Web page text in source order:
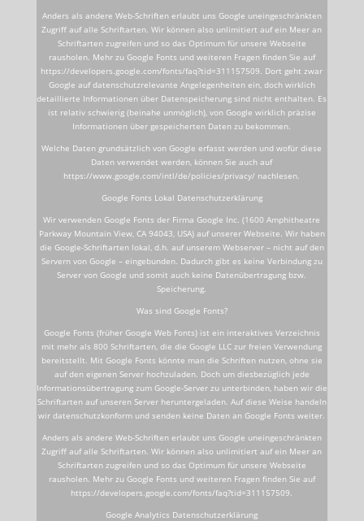
Anders als andere Web-Schriften erlaubt uns Google uneingeschränkten
Zugriff auf alle Schriftarten. Wir können also unlimitiert auf ein Meer an
Schriftarten zugreifen und so das Optimum für unsere Webseite
rausholen. Mehr zu Google Fonts und weiteren Fragen finden Sie auf
https://developers.google.com/fonts/faq?tid=311157509. Dort geht zwar
Google auf datenschutzrelevante Angelegenheiten ein, doch wirklich
detaillierte Informationen über Datenspeicherung sind nicht enthalten. Es
ist relativ schwierig (beinahe unmöglich), von Google wirklich präzise
Informationen über gespeicherten Daten zu bekommen.
Welche Daten grundsätzlich von Google erfasst werden und wofür diese
Daten verwendet werden, können Sie auch auf
https://www.google.com/intl/de/policies/privacy/ nachlesen.
Google Fonts Lokal Datenschutzerklärung
Wir verwenden Google Fonts der Firma Google Inc. (1600 Amphitheatre
Parkway Mountain View, CA 94043, USA) auf unserer Webseite. Wir haben
die Google-Schriftarten lokal, d.h. auf unserem Webserver – nicht auf den
Servern von Google – eingebunden. Dadurch gibt es keine Verbindung zu
Server von Google und somit auch keine Datenübertragung bzw.
Speicherung.
Was sind Google Fonts?
Google Fonts (früher Google Web Fonts) ist ein interaktives Verzeichnis
mit mehr als 800 Schriftarten, die die Google LLC zur freien Verwendung
bereitstellt. Mit Google Fonts könnte man die Schriften nutzen, ohne sie
auf den eigenen Server hochzuladen. Doch um diesbezüglich jede
Informationsübertragung zum Google-Server zu unterbinden, haben wir die
Schriftarten auf unseren Server heruntergeladen. Auf diese Weise handeln
wir datenschutzkonform und senden keine Daten an Google Fonts weiter.
Anders als andere Web-Schriften erlaubt uns Google uneingeschränkten
Zugriff auf alle Schriftarten. Wir können also unlimitiert auf ein Meer an
Schriftarten zugreifen und so das Optimum für unsere Webseite
rausholen. Mehr zu Google Fonts und weiteren Fragen finden Sie auf
https://developers.google.com/fonts/faq?tid=311157509.
Google Analytics Datenschutzerklärung